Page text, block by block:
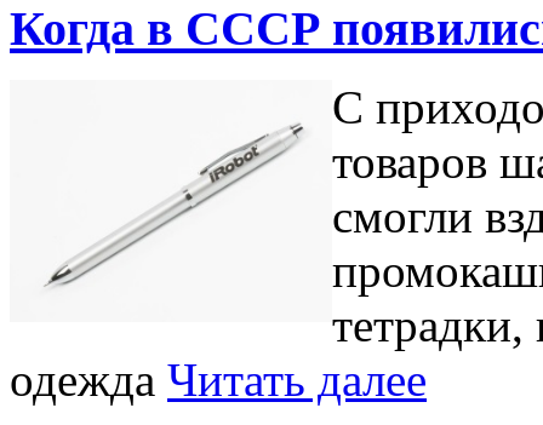
Когда в СССР
С
товаров
смогли
одежда Читать далее